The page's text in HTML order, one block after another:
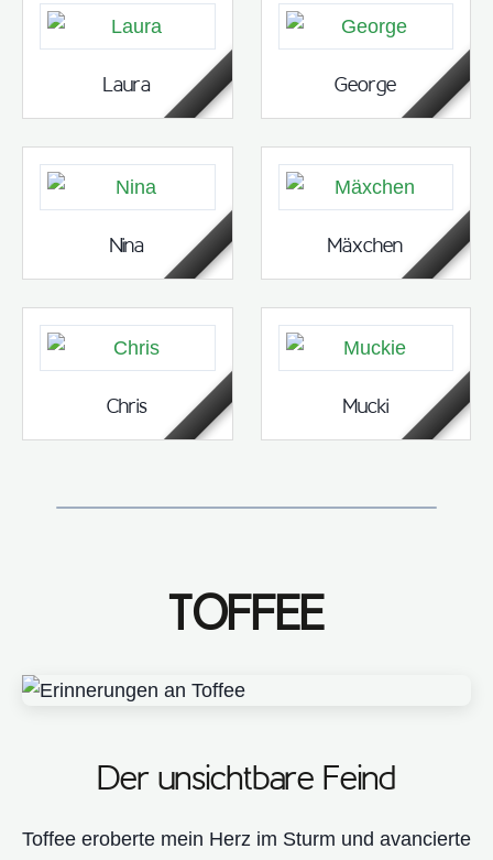
Laura George
Nina Mäxchen
Chris Mucki
TOFFEE
Der unsichtbare Feind
Toffee eroberte mein Herz im Sturm und avancierte